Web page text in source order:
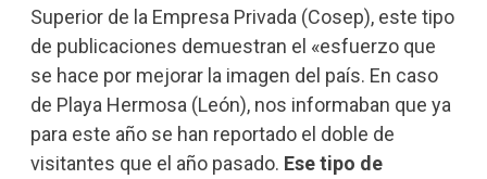
Superior de la Empresa Privada (Cosep), este tipo
de publicaciones demuestran el «esfuerzo que
se hace por mejorar la imagen del país. En caso
de Playa Hermosa (León), nos informaban que ya
para este año se han reportado el doble de
visitantes que el año pasado. Ese tipo de